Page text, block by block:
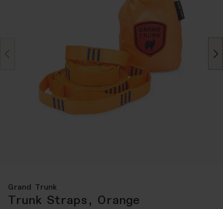
Grand Trunk
Trunk Straps, Orange